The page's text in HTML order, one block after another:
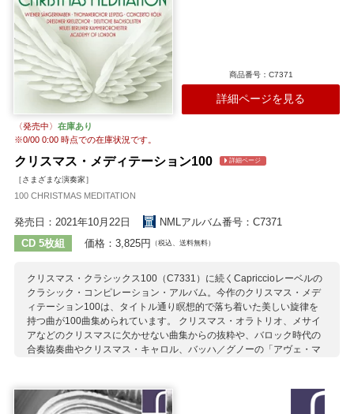
マルゲリータ（1600年前後に最も実験的な音楽が生み出されていたフ
ェラーラに、公妃として迎えられたマントヴァ公女マルゲリータに由
来）は、全員が古楽器奏者であり歌手であるというルネサンス期さな
がらの頼もしいグループ。歌詞となる詩の味わいを多声の綾に埋もれ
させずに引き立てる聴き取りやすい発音に、撥弦中心の楽器を折々盛
り込みながら、マドリガーレの面白さを十全に際立たせます。 即興演
奏に由来する技法ディミヌツィオーネ（分割装飾奏法）もごく自然に
使いこなす彼らの素晴らしい技術とセンスで、ルネサンス末期からバ
ロック発祥期にかけての多彩なイタリア音楽をお楽しみいただけま
す。
収録作曲家：
ヴェルト
ガストルディ
G.ガブリエリ
ディンディア
商品番号：C7371
詳細ページを見る
〈発売中〉 在庫あり
※0/00 0:00時点での在庫状況です。
クリスマス・メディテーション100 詳細ページ
［さまざまな演奏家］
100 CHRISTMAS MEDITATION
発売日：2021年10月22日
NMLアルバム番号：C7371
CD 5枚組
価格：3,825円 （税込、送料無料）
クリスマス・クラシックス100（C7331）に続くCapriccioレーベルの
クラシック・コンピレーション・アルバム。今作のクリスマス・メデ
ィテーション100は、タイトル通り瞑想的で落ち着いた美しい旋律を
持つ曲が100曲集められています。 クリスマス・オラトリオ、メサイ
アなどのクリスマスに欠かせない曲集からの抜粋や、バロック時代の
合奏協奏曲やクリスマス・キャロル、バッハ／グノーの「アヴェ・マ
唱団、ヘルマン・マックスが指揮するライニッシェ・カントライ、ヨ
ッヘン・コヴァルスキーなどCapriccioが誇る名演奏家たちの演奏でお